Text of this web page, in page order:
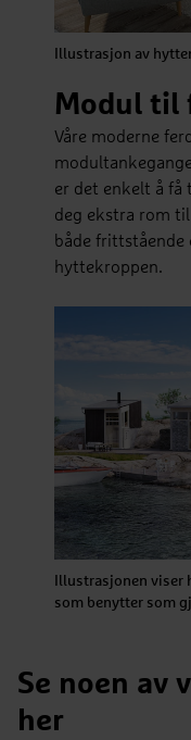
Illustrasjon av
Modul til
Våre moderne
er det enkelt å få
deg ekstra rom
både frittstående
hyttekroppen.
Illustrasjonen viser
som benytter som
Se noen av
her